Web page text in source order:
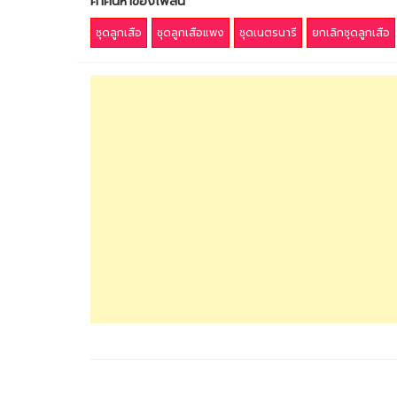
ชุดลูกเสือ ชุดลูกเสือแพง ชุดเนตรนารี ยกเลิกชุดลูกเสือ